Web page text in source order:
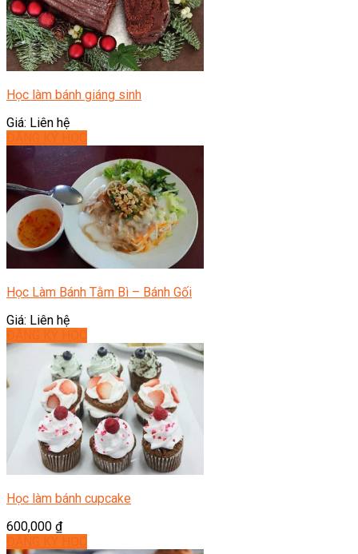
Học làm bánh giáng sinh
Giá: Liên hệ
Học Làm Bánh Tằm Bì – Bánh Gối
Giá: Liên hệ
Học làm bánh cupcake
600,000 ₫